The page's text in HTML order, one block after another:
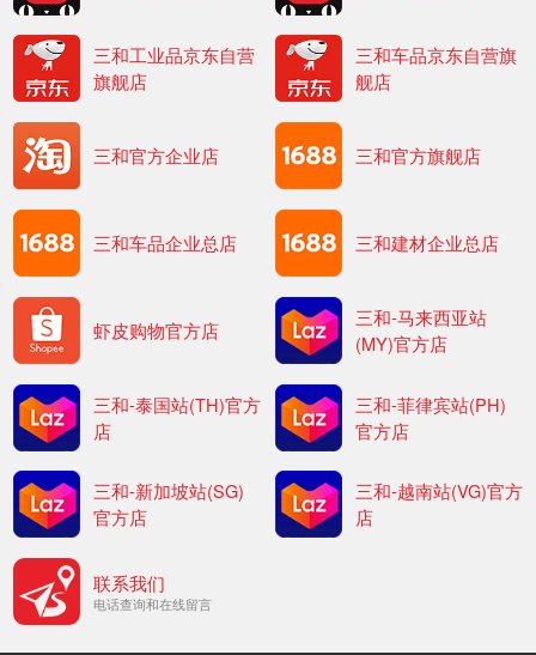
三和工业品京东自营
旗舰店
三和车品京东自营旗
舰店
三和官方企业店 三和官方旗舰店
三和车品企业总店 三和建材企业总店
虾皮购物官方店
三和-马来西亚站
(MY)官方店
三和-泰国站(TH)官方
店
三和-菲律宾站(PH)
官方店
三和-新加坡站(SG)
官方店
三和-越南站(VG)官方
店
联系我们
电话查询和在线留言